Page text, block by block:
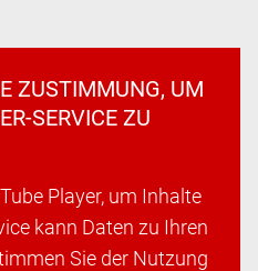
ZUSTIMMUNG, UM
SERVICE ZU
Player, um Inhalte
kann Daten zu Ihren
Sie der Nutzung